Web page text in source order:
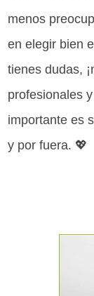
menos
en elegir bien
tienes dudas,
profesionales
importante es
y por fuera. 💖